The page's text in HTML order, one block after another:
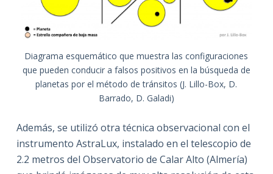
Diagrama esquemático que muestra las configuraciones
que pueden conducir a falsos positivos en la búsqueda de
planetas por el método de tránsitos (J. Lillo-Box, D.
Barrado, D. Galadi)
Además, se utilizó otra técnica observacional con el
instrumento AstraLux, instalado en el telescopio de
2.2 metros del Observatorio de Calar Alto (Almería)